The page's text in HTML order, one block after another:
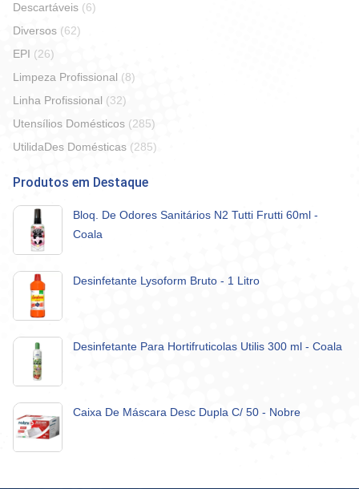
Descartáveis (6)
Diversos (62)
EPI (26)
Limpeza Profissional (8)
Linha Profissional (32)
Utensílios Domésticos (285)
UtilidaDes Domésticas (285)
Produtos em Destaque
Bloq. De Odores Sanitários N2 Tutti Frutti 60ml -
Coala
Desinfetante Lysoform Bruto - 1 Litro
Desinfetante Para Hortifruticolas Utilis 300 ml - Coala
Caixa De Máscara Desc Dupla C/ 50 - Nobre